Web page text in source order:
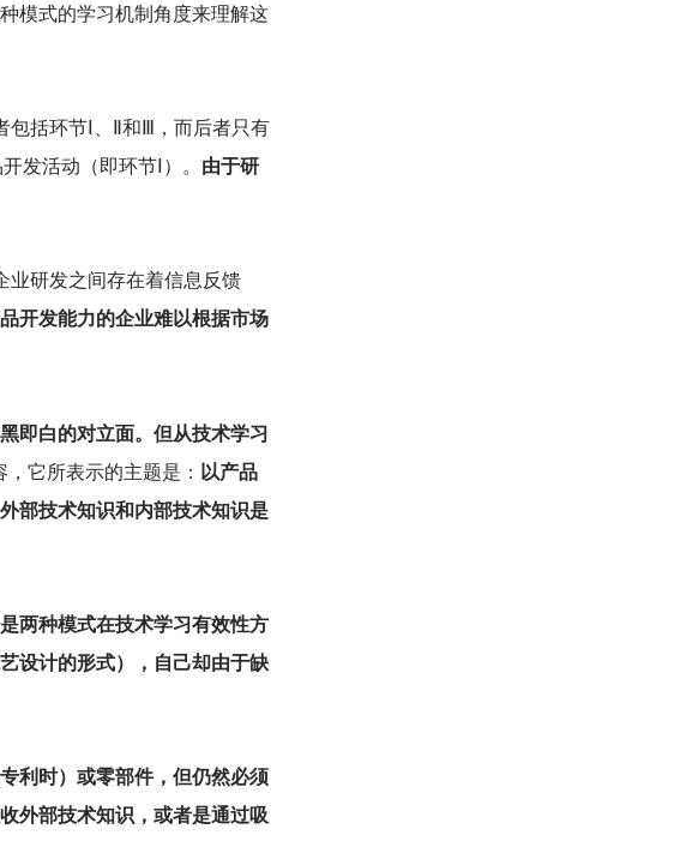
模式的学习机制角度来理解这
括环节Ⅰ、Ⅱ和Ⅲ，而后者只有
发活动（即环节Ⅰ）。 由于研
业研发之间存在着信息反馈
开发能力的企业难以根据市场
即白的对立面。但从技术学习
它所表示的主题是： 以产品
部技术知识和内部技术知识是
两种模式在技术学习有效性方
设计的形式），自己却由于缺
利时）或零部件，但仍然必须
外部技术知识，或者是通过吸